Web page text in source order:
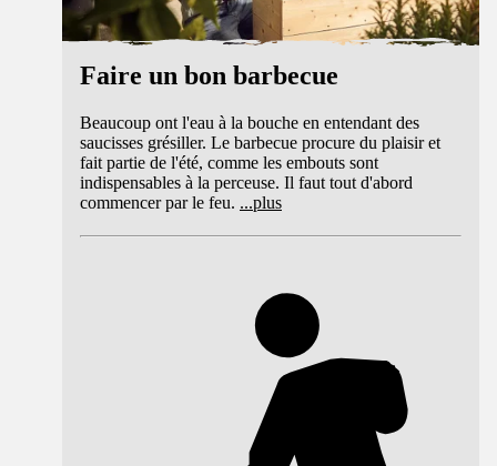
Faire un bon barbecue
Beaucoup ont l'eau à la bouche en entendant des
saucisses grésiller. Le barbecue procure du plaisir et
fait partie de l'été, comme les embouts sont
indispensables à la perceuse. Il faut tout d'abord
commencer par le feu. ...plus